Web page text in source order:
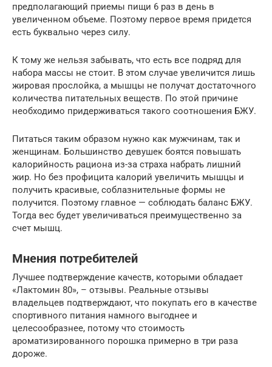
предполагающий приемы пищи 6 раз в день в
увеличенном объеме. Поэтому первое время придется
есть буквально через силу.
К тому же нельзя забывать, что есть все подряд для
набора массы не стоит. В этом случае увеличится лишь
жировая прослойка, а мышцы не получат достаточного
количества питательных веществ. По этой причине
необходимо придерживаться такого соотношения БЖУ.
Питаться таким образом нужно как мужчинам, так и
женщинам. Большинство девушек боятся повышать
калорийность рациона из-за страха набрать лишний
жир. Но без профицита калорий увеличить мышцы и
получить красивые, соблазнительные формы не
получится. Поэтому главное — соблюдать баланс БЖУ.
Тогда вес будет увеличиваться преимущественно за
счет мышц.
Мнения потребителей
Лучшее подтверждение качеств, которыми обладает
«Лактомин 80», – отзывы. Реальные отзывы
владельцев подтверждают, что покупать его в качестве
спортивного питания намного выгоднее и
целесообразнее, потому что стоимость
ароматизированного порошка примерно в три раза
дороже.